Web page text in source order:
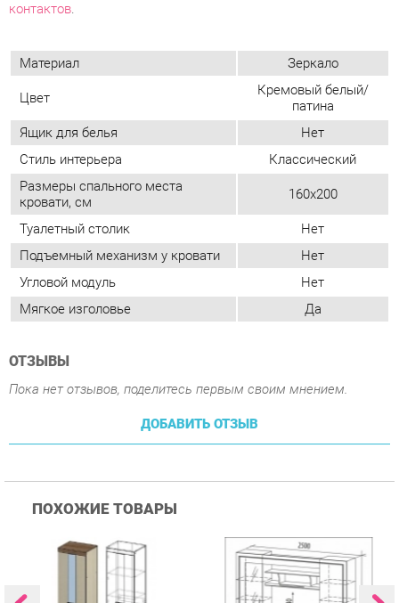
Ящик для белья
Размеры спального места
кровати, см 160x200
Туалетный столик
Нет
Подъемный механизм у кровати
Нет
Угловой модуль
Нет
Мягкое изголовье
Да
ОТЗЫВЫ
Пока нет отзывов, поделитесь первым своим мнением.
ПОХОЖИЕ ТОВАРЫ
Купить
Атлантида-2 Венге-дуб
Купить
Гостиная Витра
Симфония 7.10
55 482 ₽